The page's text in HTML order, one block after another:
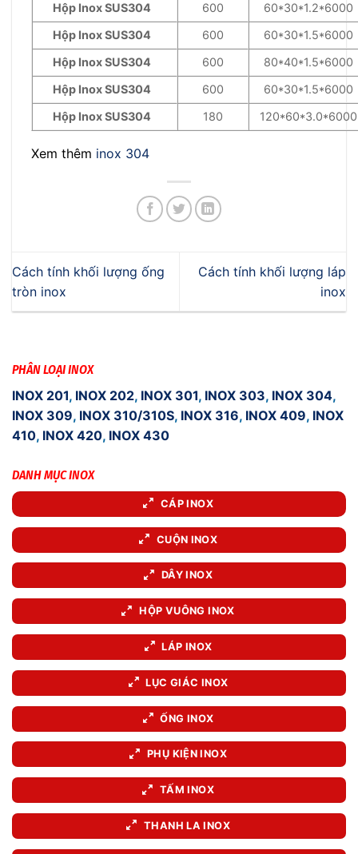
Hộp Inox SUS304
600
60*30*1.2*6000
Hộp Inox SUS304
600
60*30*1.5*6000
Hộp Inox SUS304
600
80*40*1.5*6000
Hộp Inox SUS304
600
60*30*1.5*6000
Hộp Inox SUS304
180 120*60*3.0*6000
Xem thêm inox 304
Cách tính khối lượng ống
tròn inox
Cách tính khối lượng láp
inox
PHÂN LOẠI INOX
INOX 201, INOX 202, INOX 301, INOX 303, INOX 304,
INOX 309, INOX 310/310S, INOX 316, INOX 409, INOX
410, INOX 420, INOX 430
DANH MỤC INOX
CÁP INOX
CUỘN INOX
DÂY INOX
HỘP VUÔNG INOX
LÁP INOX
LỤC GIÁC INOX
ỐNG INOX
PHỤ KIỆN INOX
TẤM INOX
THANH LA INOX